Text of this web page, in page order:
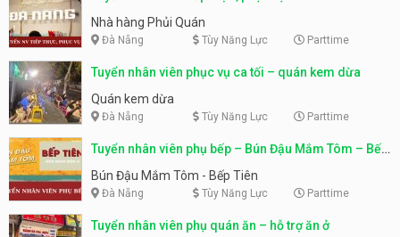
Nhà hàng Phủi Quán
Đà Nẵng Tùy Năng Lực Parttime
Tuyển nhân viên phục vụ ca tối – quán kem dừa
Quán kem dừa
Đà Nẵng Tùy Năng Lực Parttime
Tuyển nhân viên phụ bếp – Bún Đậu Mắm Tôm – Bếp
Tiên
Bún Đậu Mắm Tôm - Bếp Tiên
Đà Nẵng Tùy Năng Lực Parttime
Tuyển nhân viên phụ quán ăn – hỗ trợ ăn ở